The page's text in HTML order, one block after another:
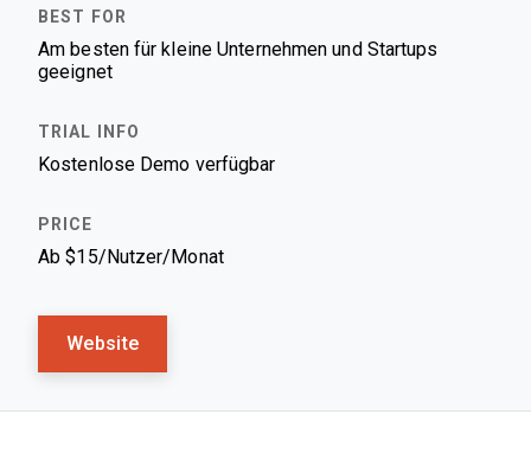
Am besten für kleine Unternehmen und Startups
geeignet
Kostenlose Demo verfügbar
Ab $15/Nutzer/Monat
Website